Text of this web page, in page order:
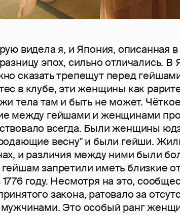
видела я, и Япония, описанная
эпох, сильно отличались. В
сказать трепещут перед
в клубе, эти женщины как
тела там и быть не может. Чёткое
между гейшами и женщинами
всегда. Были женщины
весну" и были гейши.
и различия между ними были
запретили иметь близкие
году. Несмотря на это,
закона, ратовало за
Это особый ранг